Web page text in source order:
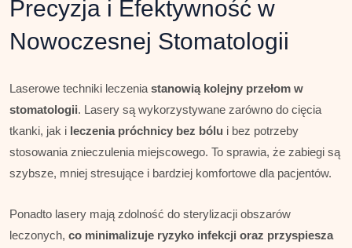
Precyzja i Efektywność w
Nowoczesnej Stomatologii
Laserowe techniki leczenia stanowią kolejny przełom w
stomatologii. Lasery są wykorzystywane zarówno do cięcia
tkanki, jak i leczenia próchnicy bez bólu i bez potrzeby
stosowania znieczulenia miejscowego. To sprawia, że zabiegi są
szybsze, mniej stresujące i bardziej komfortowe dla pacjentów.
Ponadto lasery mają zdolność do sterylizacji obszarów
leczonych, co minimalizuje ryzyko infekcji oraz przyspiesza